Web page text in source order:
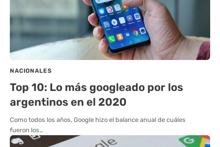
NACIONALES
Top 10: Lo más googleado por los
argentinos en el 2020
Como todos los años, Google hizo el balance anual de cuáles
fueron los…